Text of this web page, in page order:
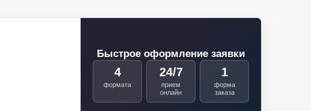
Быстрое оформление заявки
4
формата
24/7
прием
онлайн
1
форма
заказа